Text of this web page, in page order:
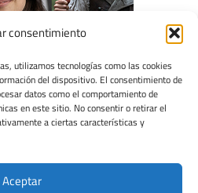
consentimiento
utilizamos tecnologías como las cookies
del dispositivo. El consentimiento de
datos como el comportamiento de
en este sitio. No consentir o retirar el
a ciertas características y
Aceptar